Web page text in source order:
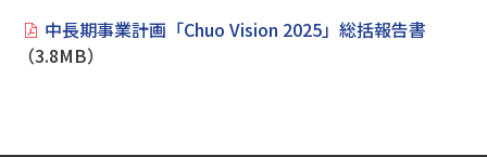
中長期事業計画「Chuo Vision 2025」総括報告書
（3.8MB）